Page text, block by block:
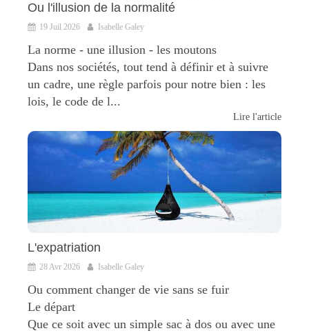
Ou l'illusion de la normalité
19 Juil 2026 Isabelle Galey
La norme - une illusion - les moutons
Dans nos sociétés, tout tend à définir et à suivre
un cadre, une règle parfois pour notre bien : les
lois, le code de l...
Lire l'article
L'expatriation
28 Avr 2026 Isabelle Galey
Ou comment changer de vie sans se fuir
Le départ
Que ce soit avec un simple sac à dos ou avec une